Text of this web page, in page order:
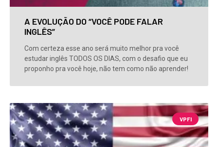
A EVOLUÇÃO DO “VOCÊ PODE FALAR
INGLÊS”
Com certeza esse ano será muito melhor pra você
estudar inglês TODOS OS DIAS, com o desafio que eu
proponho pra você hoje, não tem como não aprender!
VPFI